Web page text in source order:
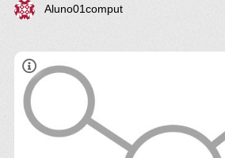
Custo, CF = Custo Fixo, CVU =
mercadoria, como: transporte,
salário, impostos e contribuições.
Toda a despesa avaliada na
mercadoria é representada por
que relaciona o custo à
Aluno01comput